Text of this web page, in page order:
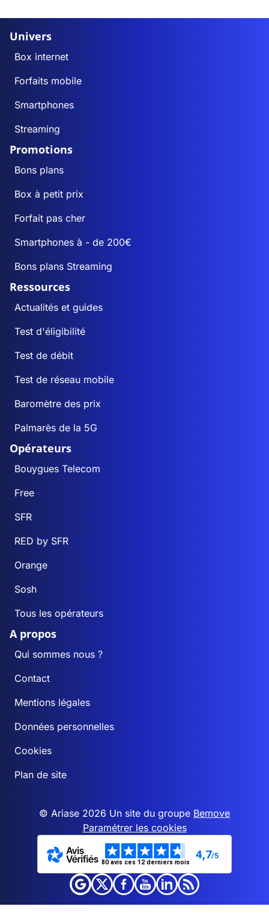
Univers
Box internet
Forfaits mobile
Smartphones
Streaming
Promotions
Bons plans
Box à petit prix
Forfait pas cher
Smartphones à - de 200€
Bons plans Streaming
Ressources
Actualités et guides
Test d'éligibilité
Test de débit
Test de réseau mobile
Baromètre des prix
Palmarès de la 5G
Opérateurs
Bouygues Telecom
Free
SFR
RED by SFR
Orange
Sosh
Tous les opérateurs
A propos
Qui sommes nous ?
Contact
Mentions légales
Données personnelles
Cookies
Plan de site
© Ariase 2026 Un site du groupe Bemove
Paramétrer les cookies
80 avis ces 12 derniers mois
4,7/5